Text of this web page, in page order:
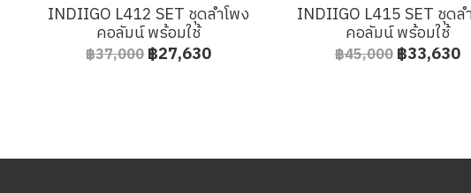
INDIIGO L412 SET ชุดลำโพง
คอลัมน์ พร้อมใช้
฿37,000฿27,630
INDIIGO L415 SET ชุดล
คอลัมน์ พร้อมใช้
฿45,000฿33,630